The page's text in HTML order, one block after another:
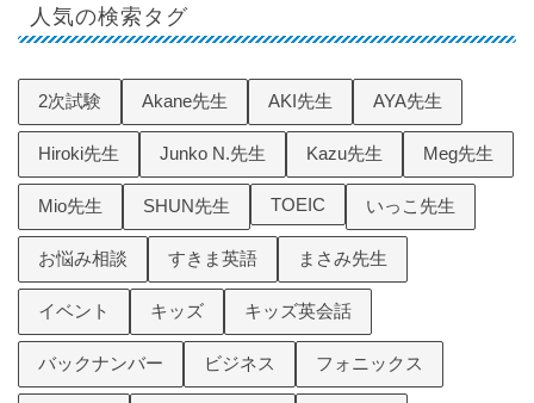
人気の検索タグ
2次試験 Akane先生 AKI先生 AYA先生
Hiroki先生 Junko N.先生 Kazu先生 Meg先生
Mio先生 SHUN先生 TOEIC いっこ先生
お悩み相談 すきま英語 まさみ先生
イベント キッズ キッズ英会話
バックナンバー ビジネス フォニックス